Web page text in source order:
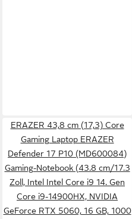
ERAZER 43,8 cm (17,3) Core
Gaming Laptop ERAZER
Defender 17 P10 (MD600084)
Gaming-Notebook (43.8 cm/17.3
Zoll, Intel Intel Core i9 14. Gen
Core i9-14900HX, NVIDIA
GeForce RTX 5060, 16 GB, 1000